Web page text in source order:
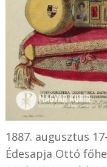
1887. augusztus
Édesapja Ottó